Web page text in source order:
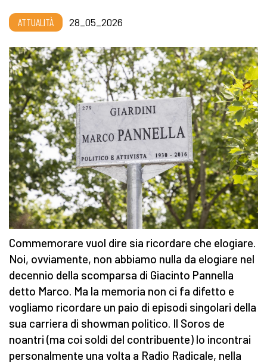
ATTUALITÀ 28_05_2026
Commemorare vuol dire sia ricordare che elogiare.
Noi, ovviamente, non abbiamo nulla da elogiare nel
decennio della scomparsa di Giacinto Pannella
detto Marco. Ma la memoria non ci fa difetto e
vogliamo ricordare un paio di episodi singolari della
sua carriera di showman politico. Il Soros de
noantri (ma coi soldi del contribuente) lo incontrai
personalmente una volta a Radio Radicale, nella